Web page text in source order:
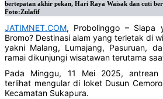
bertepatan akhir pekan, Hari Raya Waisak dan cuti
Foto:Zulafif
JATIMNET.COM, Probolinggo – Siapa
Bromo? Destinasi alam yang terletak di
yakni Malang, Lumajang, Pasuruan,
ramai dikunjungi wisatawan terutama
Pada Minggu, 11 Mei 2025, antrean
terlihat mengular di loket Dusun
Kecamatan Sukapura.